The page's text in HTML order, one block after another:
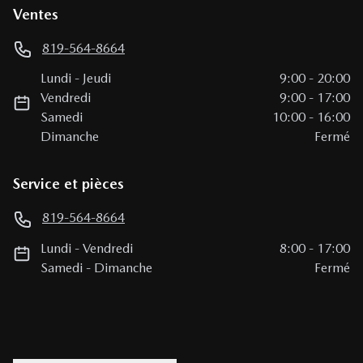
Ventes
819-564-8664
Lundi - Jeudi 9:00 - 20:00
Vendredi
9:00 - 17:00
Samedi
10:00 - 16:00
Dimanche
Fermé
Service et pièces
819-564-8664
Lundi -Vendredi 8:00 - 17:00
Samedi - Dimanche Fermé